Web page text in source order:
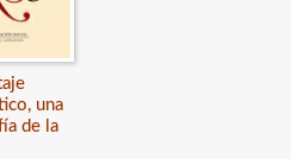
una
de la